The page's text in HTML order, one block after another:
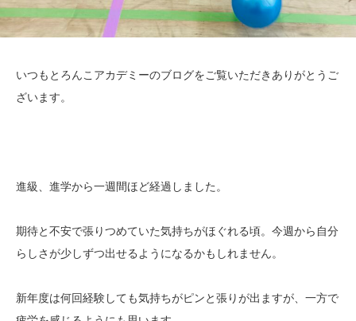
いつもとろんこアカデミーのブログをご覧いただきありがとうご
ざいます。
進級、進学から一週間ほど経過しました。
期待と不安で張りつめていた気持ちがほぐれる頃。今週から自分
らしさが少しずつ出せるようになるかもしれません。
新年度は何回経験しても気持ちがピンと張りが出ますが、一方で